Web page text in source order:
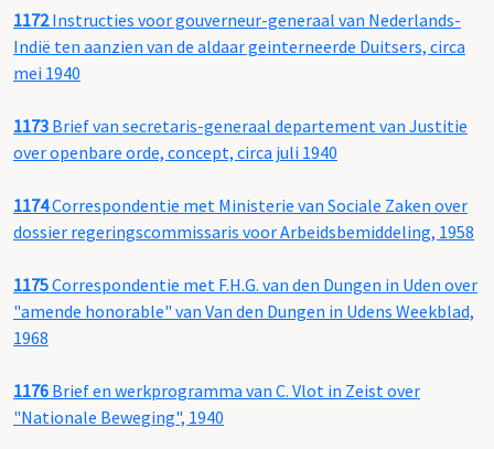
1172Instructies voor gouverneur-generaal van Nederlands-
Indië ten aanzien van de aldaar geinterneerde Duitsers, circa
mei 1940
1173 Brief van secretaris-generaal departement van Justitie
over openbare orde, concept, circa juli 1940
1174Correspondentie met Ministerie van Sociale Zaken over
dossier regeringscommissaris voor Arbeidsbemiddeling, 1958
1175Correspondentie met F.H.G. van den Dungen in Uden over
"amende honorable" van Van den Dungen in Udens Weekblad,
1968
1176 Brief en werkprogramma van C. Vlot in Zeist over
"Nationale Beweging", 1940